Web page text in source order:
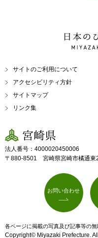
日本のひ
サイトのご利用について
アクセシビリティ方針
サイトマップ
リンク集
宮崎県
法人番号：4000020450006
〒880-8501 宮崎県宮崎市橘通東
お問い合わせ
各ページに掲載の写真及び記事等の無
Copyright© Miyazaki Prefecture.